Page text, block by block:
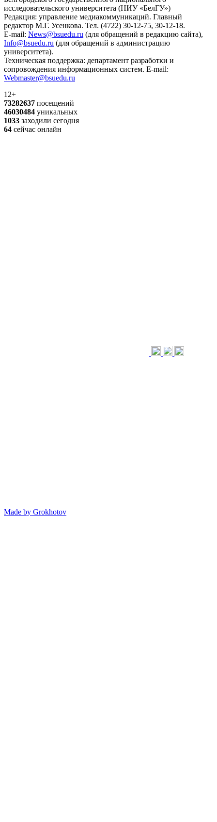
исследовательского университета (НИУ «БелГУ»)
Редакция: управление медиакоммуникаций. Главный
редактор М.Г. Усенкова. Тел. (4722) 30-12-75, 30-12-18.
E-mail: News@bsuedu.ru (для обращений в редакцию сайта),
Info@bsuedu.ru (для обращений в администрацию
университета).
Техническая поддержка: департамент разработки и
сопровождения информационных систем. E-mail:
Webmaster@bsuedu.ru
12+
73282637 посещений
46030484 уникальных
1033 заходили сегодня
64 сейчас онлайн
Made by Grokhotov